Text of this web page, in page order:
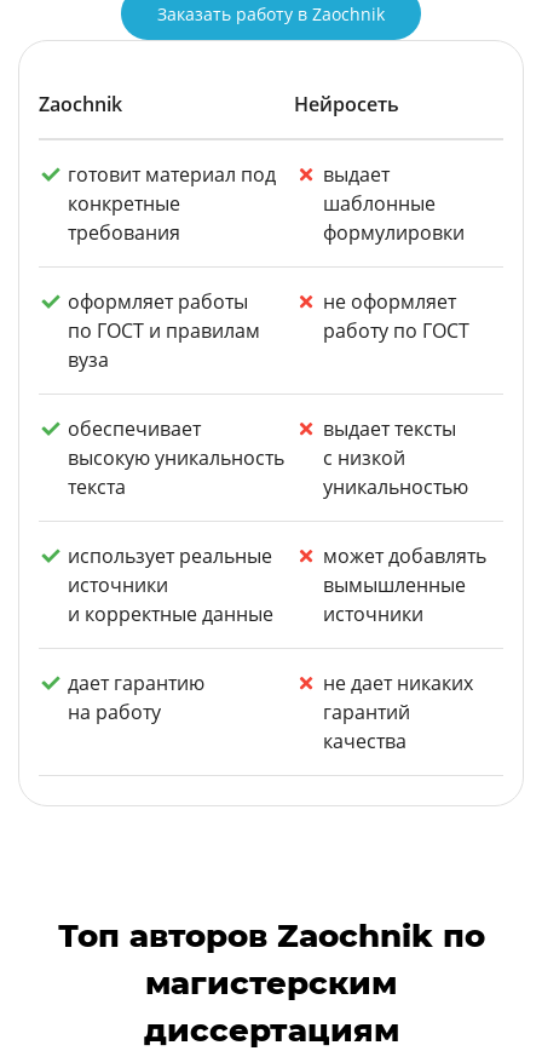
Заказать работу в Zaochnik
Zaochnik Нейросеть
готовит материал под
конкретные
требования
выдает
шаблонные
формулировки
оформляет работы
по ГОСТ и правилам
вуза
не оформляет
работу по ГОСТ
обеспечивает
высокую уникальность
текста
выдает тексты
с низкой
уникальностью
использует реальные
источники
и корректные данные
может добавлять
вымышленные
источники
дает гарантию
на работу
не дает никаких
гарантий
качества
Топ авторов Zaochnik по
магистерским
диссертациям